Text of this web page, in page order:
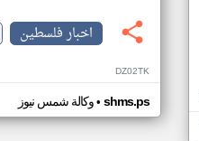
اخبار فلسطين
DZ02TK
وكالة شمس نيوز• shms.ps